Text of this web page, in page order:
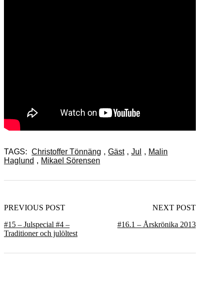
TAGS: Christoffer Tönnäng , Gäst , Jul , Malin
Haglund , Mikael Sörensen
PREVIOUS POST
#15 – Julspecial #4 –
Traditioner och julöltest
NEXT POST
#16.1 – Årskrönika 2013